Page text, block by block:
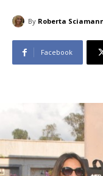
By Roberta
Facebook